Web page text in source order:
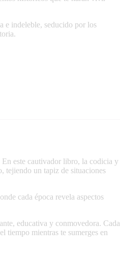
e indeleble, seducido por los
este cautivador libro, la codicia y
tejiendo un tapiz de situaciones
cada época revela aspectos
educativa y conmovedora. Cada
tiempo mientras te sumerges en